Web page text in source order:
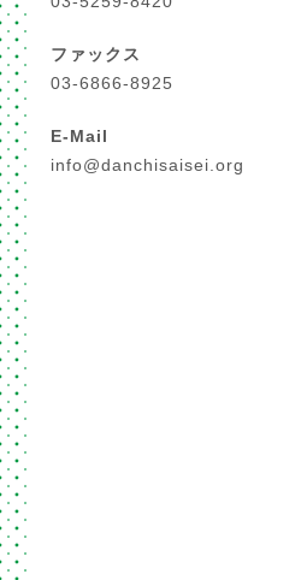
ファックス
03-6866-8925
E-Mail
info@danchisaisei.org